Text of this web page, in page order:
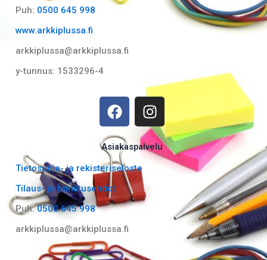
Puh: 0500 645 998
www.arkkiplussa.fi
arkkiplussa@arkkiplussa.fi
y-tunnus: 1533296-4
F
a
c
e
b
o
o
k
I
n
s
t
a
Asiakaspalvelu
Tietosuoja- ja rekisteriseloste
Tilaus- ja toimitusehdot
Puh:0500 645 998
arkkiplussa@arkkiplussa.fi